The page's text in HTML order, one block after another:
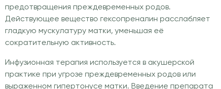
предотвращения преждевременных родов.
Действующее вещество гексопреналин расслабляет
гладкую мускулатуру матки, уменьшая её
сократительную активность.
Инфузионная терапия используется в акушерской
практике при угрозе преждевременных родов или
выраженном гипертонусе матки. Введение препарата